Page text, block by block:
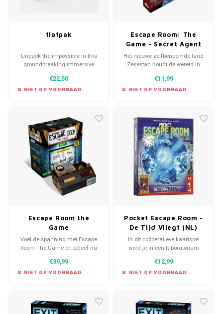
flatpak
Unpack the impossible in this
groundbreaking immersive
€22,50
NIET OP VOORRAAD
Escape Room: The
Game - Secret Agent
uitbreiding
Het nieuwe zelfbenoemde land
Zekestan houdt de wereld in
en dreigende taal over hun
geheime wapen is ronduit
€11,99
NIET OP VOORRAAD
Escape Room the
Game
Voel de spanning met Escape
Room The Game en beleef nu
room als spel gewoon bij jou
thuis!
€39,99
NIET OP VOORRAAD
Pocket Escape Room -
De Tijd Vliegt (NL)
In dit coöperatieve kaartspel
word je in een laboratorium
hebt is een stapel van 60
kaarten vol raadsels en
€12,99
NIET OP VOORRAAD